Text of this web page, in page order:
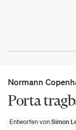
Normann
Porta
Entworfen vonSimon